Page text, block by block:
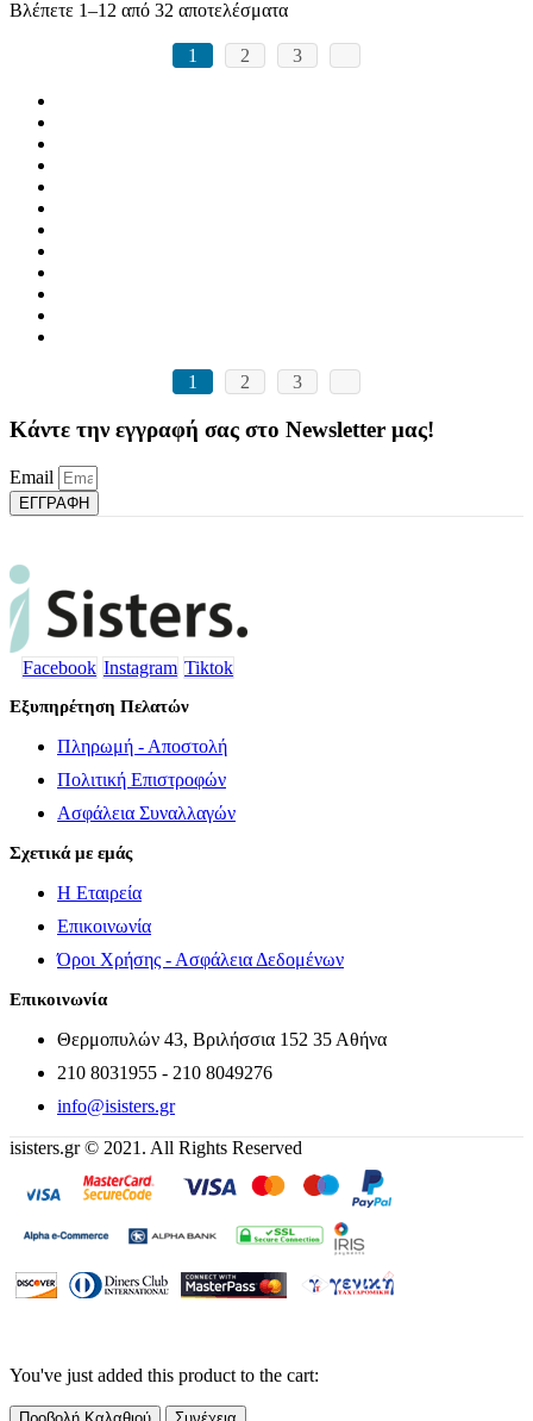
Βλέπετε 1–12 από 32 αποτελέσματαSorted
latest
1 2 3
1 2 3
Κάντε την εγγραφή σας στο Newsletter μας!
Email
ΕΓΓΡΑΦΗ
Facebook Instagram Tiktok
Εξυπηρέτηση Πελατών
Πληρωμή - Αποστολή
Πολιτική Επιστροφών
Ασφάλεια Συναλλαγών
Σχετικά με εμάς
Η Εταιρεία
Επικοινωνία
Όροι Χρήσης - Ασφάλεια Δεδομένων
Επικοινωνία
Θερμοπυλών 43, Βριλήσσια 152 35 Αθήνα
210 8031955 - 210 8049276
info@isisters.gr
isisters.gr © 2021. All Rights Reserved
You've just added this product to the cart: